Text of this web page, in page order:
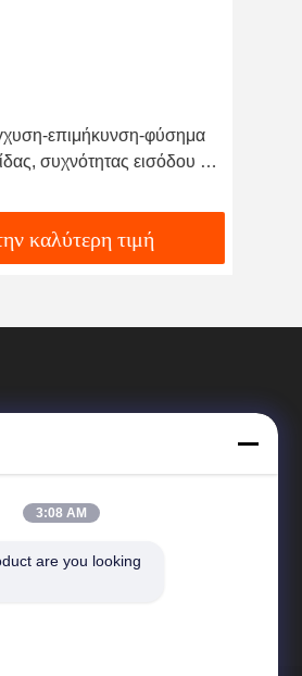
επιμήκυνση-φύσημα
συχνότητας εισόδου 47
καλύτερη τιμή
3:08 AM
are you looking